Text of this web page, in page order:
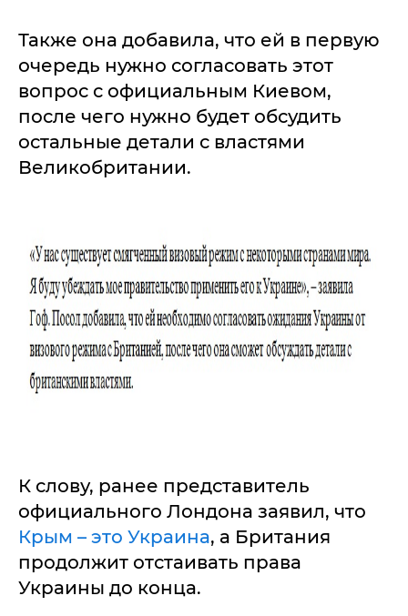
Также она добавила, что ей в первую
очередь нужно согласовать этот
вопрос с официальным Киевом,
после чего нужно будет обсудить
остальные детали с властями
Великобритании.
К слову, ранее представитель
официального Лондона заявил, что
Крым – это Украина, а Британия
продолжит отстаивать права
Украины до конца.